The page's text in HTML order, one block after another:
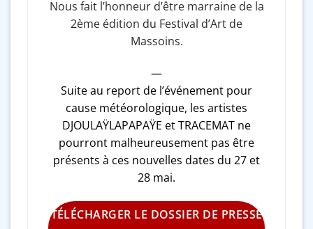
Nous fait l’honneur d’être marraine de la
2ème édition du Festival d’Art de
Massoins.
—
Suite au report de l’événement pour
cause météorologique, les artistes
DJOULAŸLAPAPAŸE et TRACEMAT ne
pourront malheureusement pas être
présents à ces nouvelles dates du 27 et
28 mai.
TÉLÉCHARGER LE DOSSIER DE PRESSE